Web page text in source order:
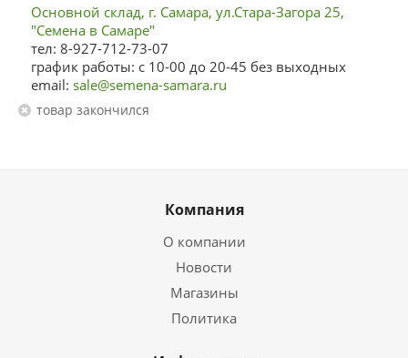
Основной склад, г. Самара, ул.Стара-Загора 25,
"Семена в Самаре"
тел: 8-927-712-73-07
график работы: с 10-00 до 20-45 без выходных
email: sale@semena-samara.ru
Товар закончился
Компания
О компании
Новости
Магазины
Политика